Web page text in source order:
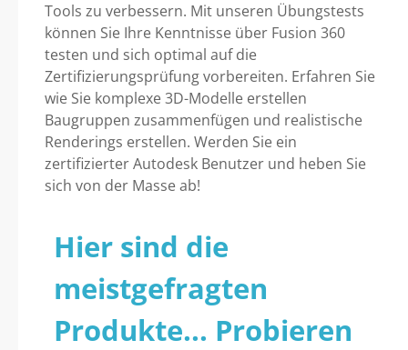
Tools zu verbessern. Mit unseren Übungstests
können Sie Ihre Kenntnisse über Fusion 360
testen und sich optimal auf die
Zertifizierungsprüfung vorbereiten. Erfahren Sie
wie Sie komplexe 3D-Modelle erstellen
Baugruppen zusammenfügen und realistische
Renderings erstellen. Werden Sie ein
zertifizierter Autodesk Benutzer und heben Sie
sich von der Masse ab!
Hier sind die
meistgefragten
Produkte... Probieren